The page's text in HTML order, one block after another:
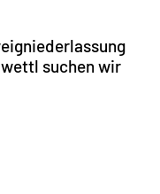
suchen wir